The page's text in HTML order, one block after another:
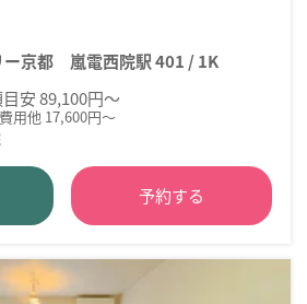
ー京都 嵐電西院駅 401 / 1K
安 89,100円～
用他 17,600円～
予約する